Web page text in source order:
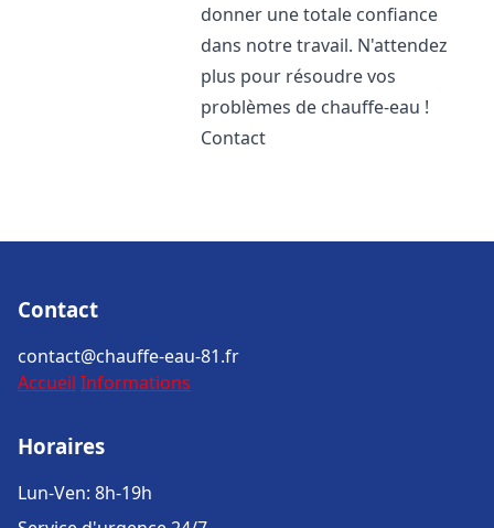
donner une totale confiance
dans notre travail. N'attendez
plus pour résoudre vos
problèmes de chauffe-eau !
Contact
Contact
contact@chauffe-eau-81.fr
Accueil Informations
Horaires
Lun-Ven: 8h-19h